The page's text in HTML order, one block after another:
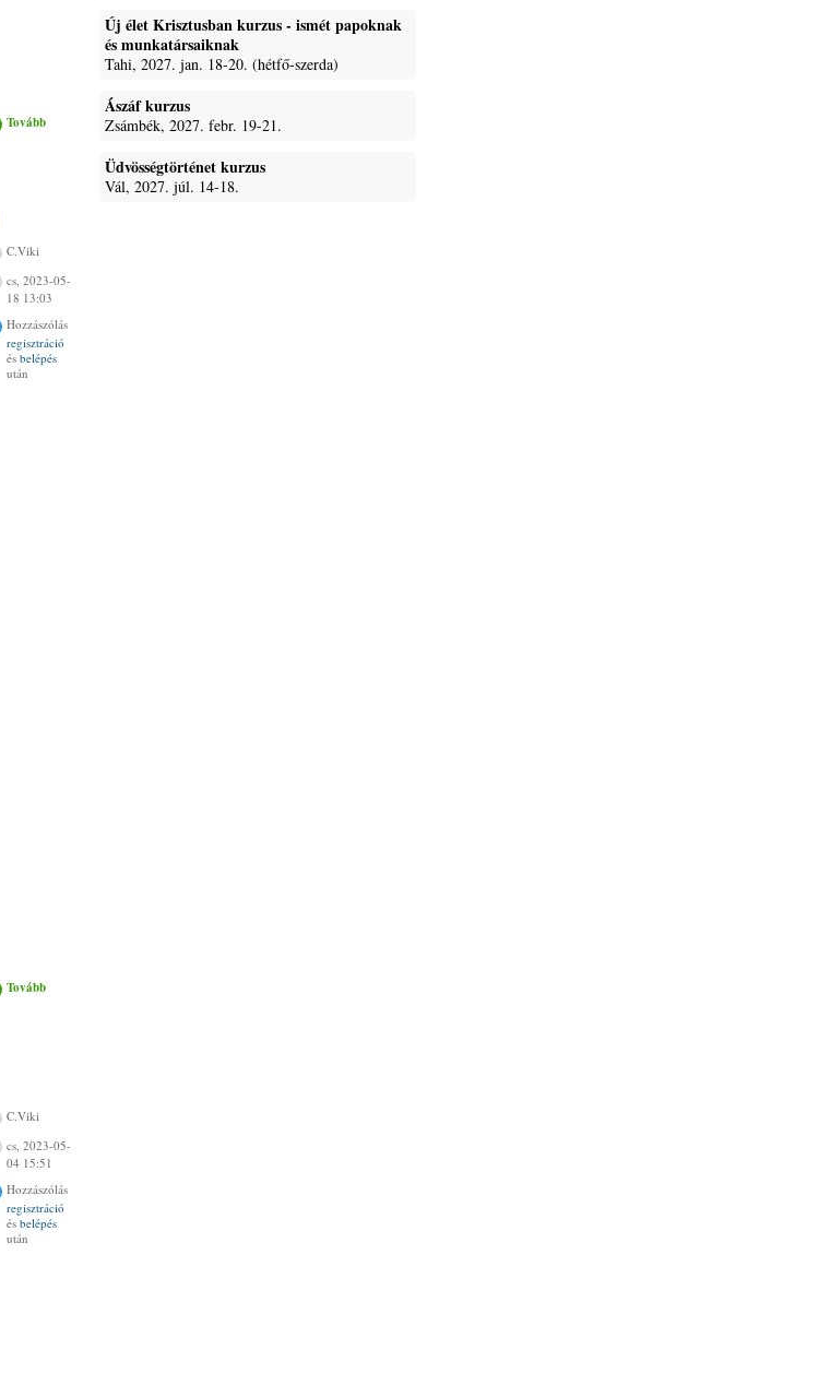
Tovább
fiataloknak
C.Viki
cs, 2023-05-
18 13:03
Tovább
Hozzászólás
regisztráció
és belépés
után
C.Viki
cs, 2023-05-
04 15:51
Hozzászólás
regisztráció
és belépés
után
Új élet Krisztusban kurzus - ismét papoknak
és munkatársaiknak
Tahi, 2027. jan. 18-20. (hétfő-szerda)
Ászáf kurzus
Zsámbék, 2027. febr. 19-21.
Üdvösségtörténet kurzus
Vál, 2027. júl. 14-18.